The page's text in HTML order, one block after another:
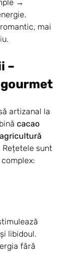
→
mai
–
artizanal la
cacao
sunt
libidoul.
fără